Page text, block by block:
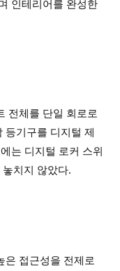
인테리어를 완성한
전체를 단일 회로로
등기구를 디지털 제
는 디지털 로커 스위
치지 않았다.
은 접근성을 전제로